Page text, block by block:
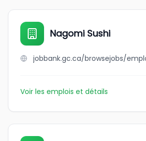
Nagomi Sushi
Voir les emplois et détails